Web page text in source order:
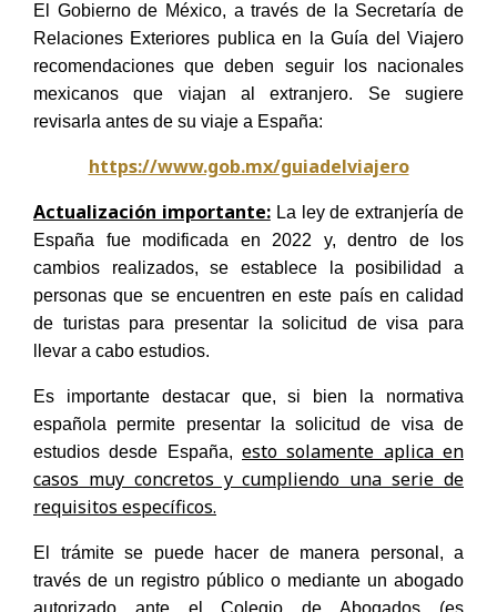
El Gobierno de México, a través de la Secretaría de
Relaciones Exteriores publica en la Guía del Viajero
recomendaciones que deben seguir los nacionales
mexicanos que viajan al extranjero. Se sugiere
revisarla antes de su viaje a España:
https://www.gob.mx/guiadelviajero
Actualización importante:La ley de extranjería de
España fue modificada en 2022 y, dentro de los
cambios realizados, se establece la posibilidad a
personas que se encuentren en este país en calidad
de turistas para presentar la solicitud de visa para
llevar a cabo estudios.
Es importante destacar que, si bien la normativa
española permite presentar la solicitud de visa de
estudios desde España, esto solamente aplica en
casos muy concretos y cumpliendo una serie de
requisitos específicos.
El trámite se puede hacer de manera personal, a
través de un registro público o mediante un abogado
autorizado ante el Colegio de Abogados (es